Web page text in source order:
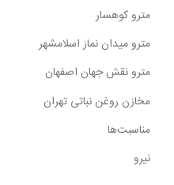
مترو کوهسار
مترو میدان نماز اسلامشهر
مترو نقش جهان اصفهان
مخازن روغن نباتی تهران
مناسبت‌ها
نیرو